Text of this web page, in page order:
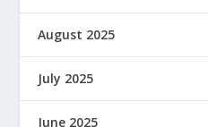
August 2025
July 2025
June 2025